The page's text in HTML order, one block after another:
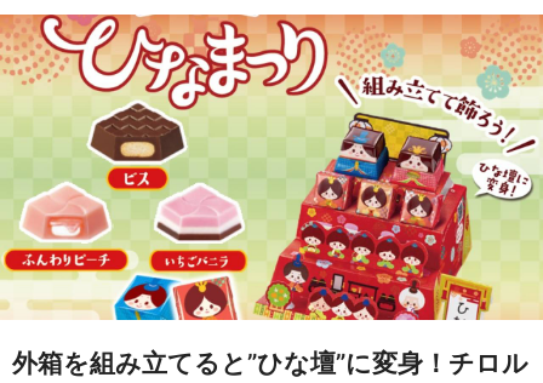
外箱を組み立てると”ひな壇”に変身！チロル